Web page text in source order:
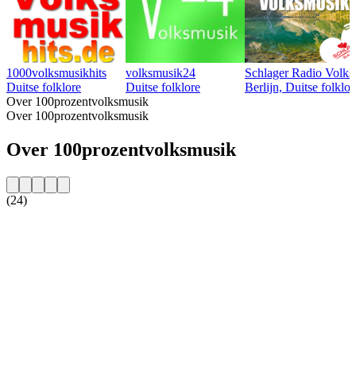
1000volksmusikhits
Duitse folklore
volksmusik24
Duitse folklore
Schlager Radio
Berlijn, Duitse
Over 100prozentvolksmusik
Over 100prozentvolksmusik
Over 100prozentvolksmusik
(24)